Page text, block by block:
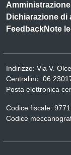
Dichiarazione di
FeedbackNote
Indirizzo: Via V.
Centralino:
Posta elettronica
Codice fiscale:
Codice